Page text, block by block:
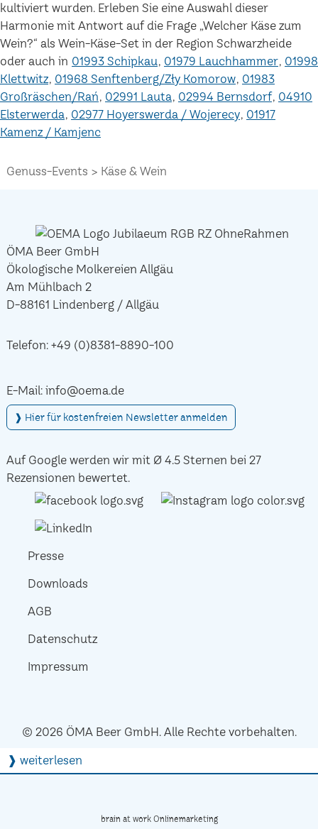
kultiviert wurden. Erleben Sie eine Auswahl dieser
Harmonie mit Antwort auf die Frage „Welcher Käse zum
Wein?“ als Wein-Käse-Set in der Region Schwarzheide
oder auch in 01993 Schipkau 01979 Lauchhammer 01998
Klettwitz 01968 Senftenberg/Zły Komorow 01983
Großräschen/Rań 02991 Lauta 02994 Bernsdorf 04910
Elsterwerda 02977 Hoyerswerda / Wojerecy 01917
Kamenz / Kamjenc
Genuss-Events Käse & Wein
ÖMA Beer GmbH
Ökologische Molkereien Allgäu
Am Mühlbach 2
D-88161 Lindenberg / Allgäu
Telefon: +49 (0)8381-8890-100
E-Mail: info@oema.de
❱ Hier für kostenfreien Newsletter anmelden
Auf Google werden wir mit Ø 4.5 Sternen bei 27
Rezensionen bewertet.
Presse
Downloads
AGB
Datenschutz
Impressum
© 2026 ÖMA Beer GmbH. Alle Rechte vorbehalten.
❱ weiterlesen
brain at work Onlinemarketing